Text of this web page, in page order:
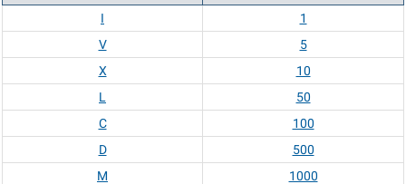
I
1
V
5
X
10
L
50
C
100
D
500
M
1000